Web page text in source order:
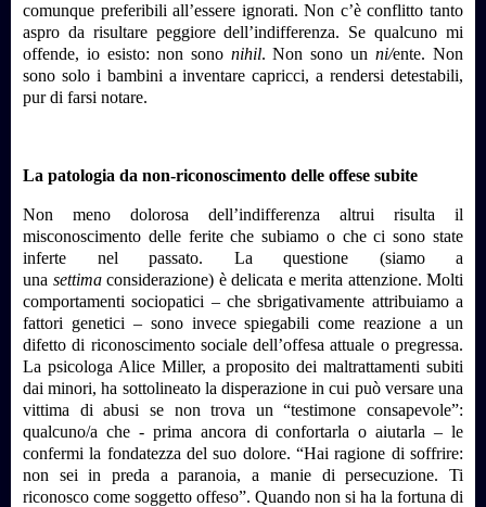
comunque preferibili all’essere ignorati. Non c’è conflitto tanto
aspro da risultare peggiore dell’indifferenza. Se qualcuno mi
offende, io esisto: non sono nihil. Non sono unni/ente. Non
sono solo i bambini a inventare capricci, a rendersi detestabili,
pur di farsi notare.
La patologia da non-riconoscimento delle offese subite
Non meno dolorosa dell’indifferenza altrui risulta il
misconoscimento delle ferite che subiamo o che ci sono state
inferte nel passato. La questione (siamo a
una settima considerazione) è delicata e merita attenzione. Molti
comportamenti sociopatici – che sbrigativamente attribuiamo a
fattori genetici – sono invece spiegabili come reazione a un
difetto di riconoscimento sociale dell’offesa attuale o pregressa.
La psicologa Alice Miller, a proposito dei maltrattamenti subiti
dai minori, ha sottolineato la disperazione in cui può versare una
vittima di abusi se non trova un “testimone consapevole”:
qualcuno/a che - prima ancora di confortarla o aiutarla – le
confermi la fondatezza del suo dolore. “Hai ragione di soffrire:
non sei in preda a paranoia, a manie di persecuzione. Ti
riconosco come soggetto offeso”. Quando non si ha la fortuna di